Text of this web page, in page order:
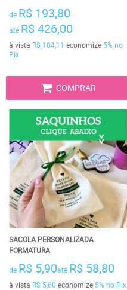
de R$ 193,80
até R$ 426,00
à vista R$ 184,11 economize 5%no
Pix
COMPRAR
SACOLA PERSONALIZADA
FORMATURA
de R$ 5,90até R$ 58,80
à vista R$ 5,60 economize 5%no Pix